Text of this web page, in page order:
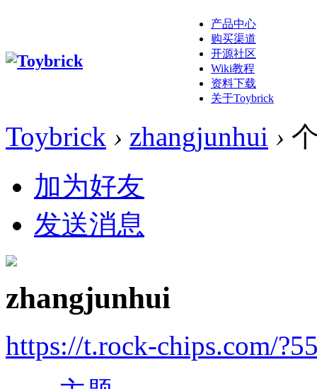
产品中心
购买渠道
开源社区
Wiki教程
资料下载
关于Toybrick
Toybrick › zhangjunhui ›
加为好友
发送消息
zhangjunhui
https://t.rock-chips.com/